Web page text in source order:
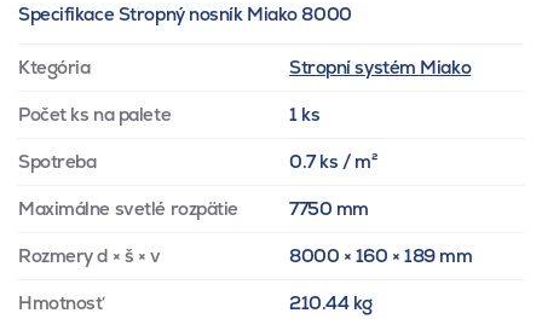
Specifikace Stropný nosník Miako 8000
Ktegória Stropní systém Miako
Počet ks na palete 1 ks
Spotreba 0.7 ks / m²
Maximálne svetlé rozpätie 7750 mm
Rozmery d × š × v 8000 × 160 × 189 mm
Hmotnosť 210.44 kg